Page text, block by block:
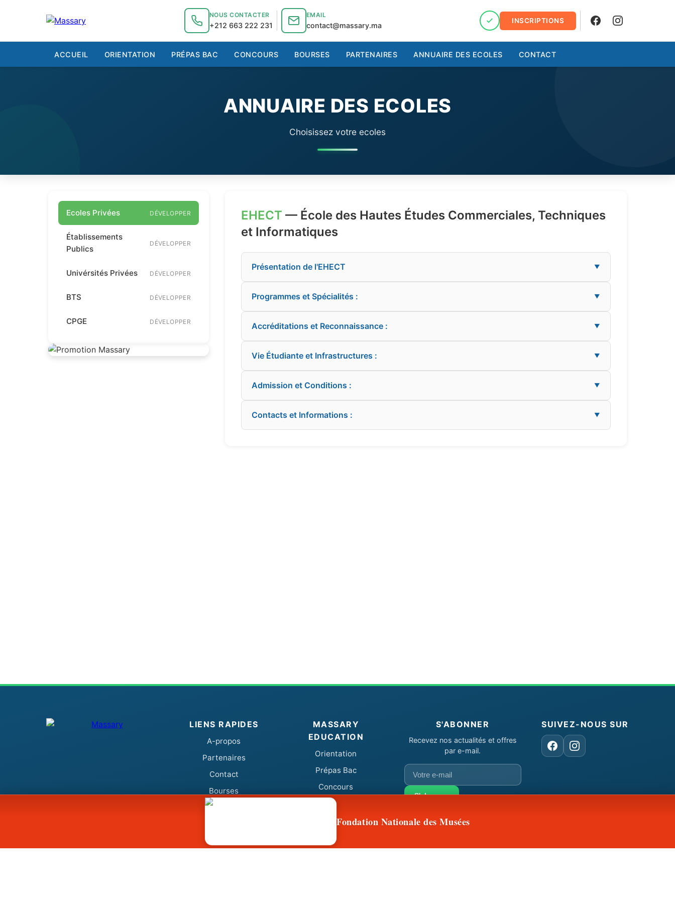
NOUS CONTACTER
+212 663 222 231
EMAIL
contact@massary.ma
INSCRIPTIONS
FacebookInstagram
ACCUEIL ORIENTATION PRÉPAS BAC CONCOURS BOURSES PARTENAIRES ANNUAIRE DES ECOLES CONTACT
ANNUAIRE DES ECOLES
Choisissez votre ecoles
Ecoles Privées DÉVELOPPER
Établissements
Publics
DÉVELOPPER
Univérsités Privées DÉVELOPPER
BTS DÉVELOPPER
CPGE DÉVELOPPER
EHECT — École des Hautes Études Commerciales, Techniques
et Informatiques
Présentation de l'EHECT ▼
Programmes et Spécialités : ▼
Accréditations et Reconnaissance : ▼
Vie Étudiante et Infrastructures : ▼
Admission et Conditions : ▼
Contacts et Informations : ▼
LIENS RAPIDES
A-propos
Partenaires
Contact
Bourses
MASSARY
EDUCATION
Orientation
Prépas Bac
Concours
S'ABONNER
Recevez nos actualités et offres
par e-mail.
Votre
e-
mailS'abonner
SUIVEZ-NOUS SUR
FacebookInstagram
Fondation Nationale des Musées